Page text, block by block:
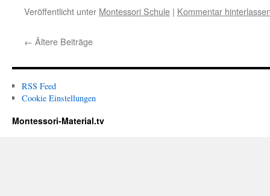
Veröffentlicht unter Montessori Schule | Kommentar
← Ältere Beiträge
RSS Feed
Cookie Einstellungen
Montessori-Material.tv